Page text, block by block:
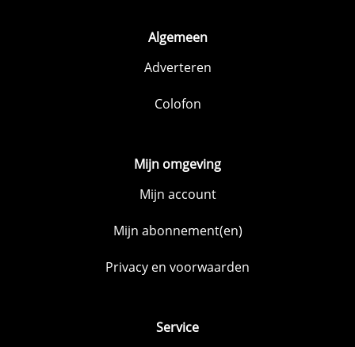
Algemeen
Adverteren
Colofon
Mijn omgeving
Mijn account
Mijn abonnement(en)
Privacy en voorwaarden
Service